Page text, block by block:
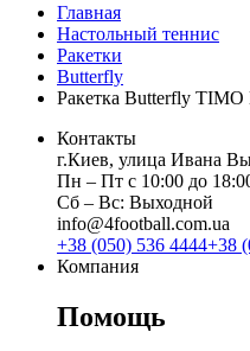
Главная
Настольный теннис
Ракетки
Butterfly
Ракетка Butterfly
Контакты
г.Киев, улица Ивана
Пн ‒ Пт с 10:00 до
Сб ‒ Вс: Выходной
info@4football.com.ua
+38 (050) 536 4444+38
Компания
Помощь